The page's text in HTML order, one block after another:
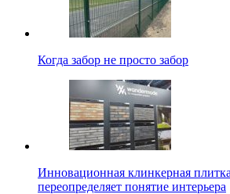
Когда забор не просто забор
Инновационная клинкерная
переопределяет понятие интерьера